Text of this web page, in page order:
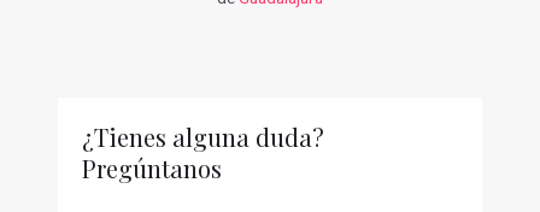
¿Tienes alguna duda?
Pregúntanos